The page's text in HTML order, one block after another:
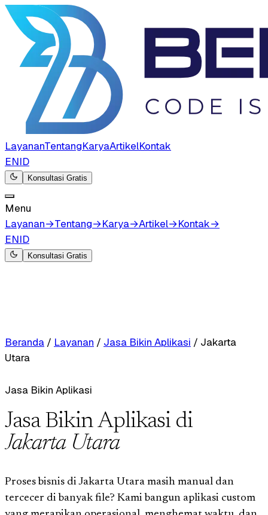
LayananTentangKaryaArtikelKontak
ENID
Konsultasi Gratis
Menu
Layanan→Tentang→Karya→Artikel→Kontak→
ENID
Konsultasi Gratis
Beranda / Layanan / Jasa Bikin Aplikasi / Jakarta
Utara
Jasa Bikin Aplikasi
Jasa Bikin Aplikasi di
Jakarta Utara
Proses bisnis di Jakarta Utara masih manual dan
tercecer di banyak file? Kami bangun aplikasi custom